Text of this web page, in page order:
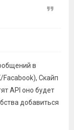
Цитата
в
Facabook), Скайп
API оно будет
добавиться